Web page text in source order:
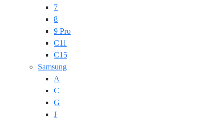
7
8
9 Pro
C11
C15
Samsung
A
C
G
J